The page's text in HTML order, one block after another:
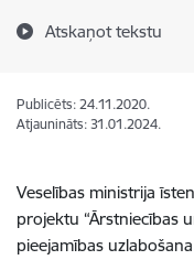
Atskaņot tekstu
Publicēts: 24.11.2020.
Atjaunināts: 31.01.2024.
Veselības ministrija
projektu “Ārstniecības
pieejamības